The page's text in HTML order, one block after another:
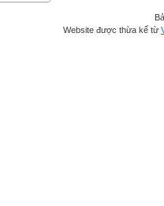
Website được thừa kế từ